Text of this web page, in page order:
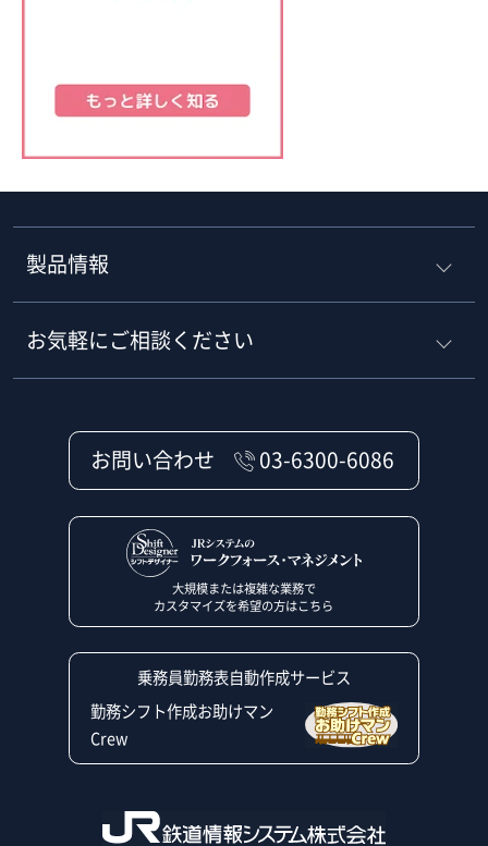
製品情報
お気軽にご相談ください
お問い合わせ 03-6300-6086
大規模または複雑な業務で
カスタマイズを希望の方はこちら
乗務員勤務表自動作成サービス
勤務シフト作成お助けマン
Crew